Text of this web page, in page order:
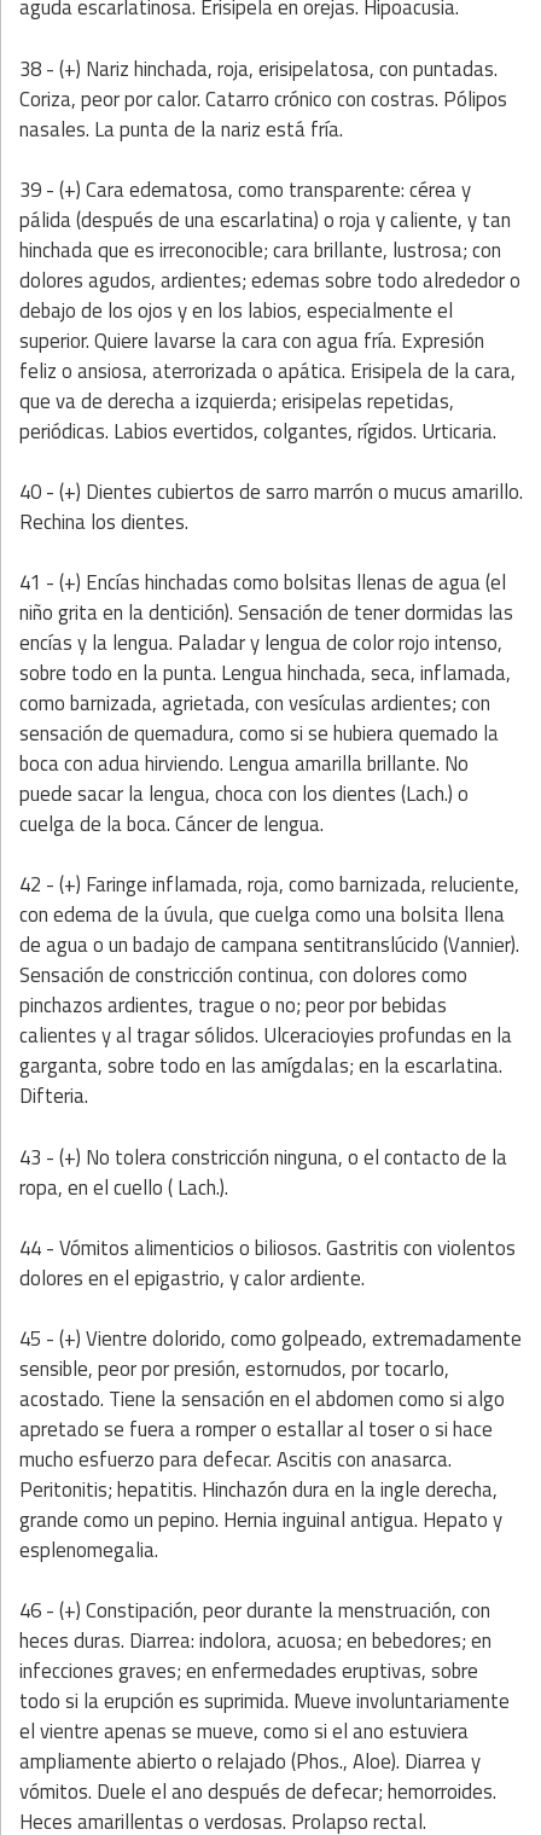
aguda escarlatinosa. Erisipela en orejas. Hipoacusia.
38 - (+) Nariz hinchada, roja, erisipelatosa, con puntadas.
Coriza, peor por calor. Catarro crónico con costras. Pólipos
nasales. La punta de la nariz está fría.
39 - (+) Cara edematosa, como transparente: cérea y
pálida (después de una escarlatina) o roja y caliente, y tan
hinchada que es irreconocible; cara brillante, lustrosa; con
dolores agudos, ardientes; edemas sobre todo alrededor o
debajo de los ojos y en los labios, especialmente el
superior. Quiere lavarse la cara con agua fría. Expresión
feliz o ansiosa, aterrorizada o apática. Erisipela de la cara,
que va de derecha a izquierda; erisipelas repetidas,
periódicas. Labios evertidos, colgantes, rígidos. Urticaria.
40 - (+) Dientes cubiertos de sarro marrón o mucus amarillo.
Rechina los dientes.
41 - (+) Encías hinchadas como bolsitas llenas de agua (el
niño grita en la dentición). Sensación de tener dormidas las
encías y la lengua. Paladar y lengua de color rojo intenso,
sobre todo en la punta. Lengua hinchada, seca, inflamada,
como barnizada, agrietada, con vesículas ardientes; con
sensación de quemadura, como si se hubiera quemado la
boca con adua hirviendo. Lengua amarilla brillante. No
puede sacar la lengua, choca con los dientes (Lach.) o
cuelga de la boca. Cáncer de lengua.
42 - (+) Faringe inflamada, roja, como barnizada, reluciente,
con edema de la úvula, que cuelga como una bolsita llena
de agua o un badajo de campana sentitranslúcido (Vannier).
Sensación de constricción continua, con dolores como
pinchazos ardientes, trague o no; peor por bebidas
calientes y al tragar sólidos. Ulceracioyies profundas en la
garganta, sobre todo en las amígdalas; en la escarlatina.
Difteria.
43 - (+) No tolera constricción ninguna, o el contacto de la
ropa, en el cuello ( Lach.).
44 - Vómitos alimenticios o biliosos. Gastritis con violentos
dolores en el epigastrio, y calor ardiente.
45 - (+) Vientre dolorido, como golpeado, extremadamente
sensible, peor por presión, estornudos, por tocarlo,
acostado. Tiene la sensación en el abdomen como si algo
apretado se fuera a romper o estallar al toser o si hace
mucho esfuerzo para defecar. Ascitis con anasarca.
Peritonitis; hepatitis. Hinchazón dura en la ingle derecha,
grande como un pepino. Hernia inguinal antigua. Hepato y
esplenomegalia.
46 - (+) Constipación, peor durante la menstruación, con
heces duras. Diarrea: indolora, acuosa; en bebedores; en
infecciones graves; en enfermedades eruptivas, sobre
todo si la erupción es suprimida. Mueve involuntariamente
el vientre apenas se mueve, como si el ano estuviera
ampliamente abierto o relajado (Phos., Aloe). Diarrea y
vómitos. Duele el ano después de defecar; hemorroides.
Heces amarillentas o verdosas. Prolapso rectal.